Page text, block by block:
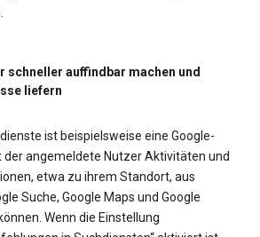
schneller auffindbar machen und
liefern
ist beispielsweise eine Google-
der angemeldete Nutzer Aktivitäten und
etwa zu ihrem Standort, aus
Suche, Google Maps und Google
Wenn die Einstellung